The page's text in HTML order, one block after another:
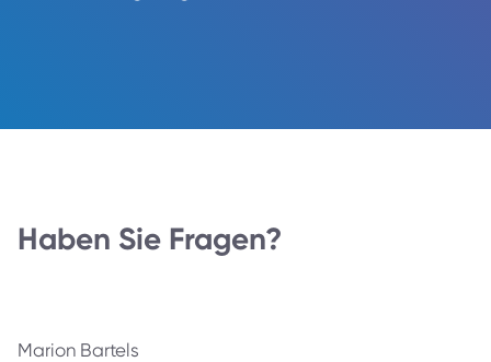
Haben Sie Fragen?
Marion Bartels